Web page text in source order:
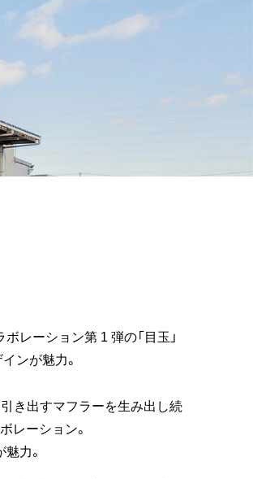
ボレーション第 1 弾の「目玉」
ンが魅力。
引き出すマフラーを生み出し続
レーション。
力。